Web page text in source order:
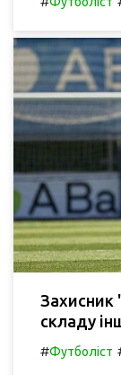
Захисник
складу
#Футболіст